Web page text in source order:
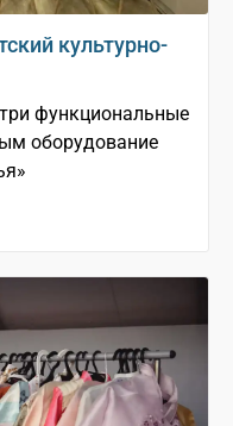
культурно-
функциональные
оборудование